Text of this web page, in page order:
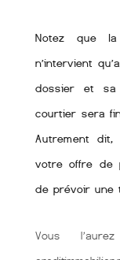
Notez que la
n’intervient
dossier et sa
courtier sera
Autrement
votre offre de
de prévoir une
Vous